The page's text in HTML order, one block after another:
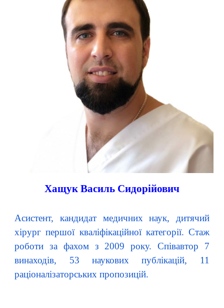
Хащук Василь Сидорійович
Асистент, кандидат медичних наук, дитячий
хірург першої кваліфікаційної категорії. Стаж
роботи за фахом з 2009 року. Співавтор 7
винаходів, 53 наукових публікацій, 11
раціоналізаторських пропозицій.